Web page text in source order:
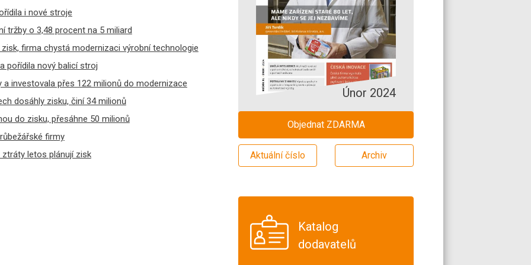
i nové stroje
tržby o 3,48 procent na 5 miliard
firma chystá modernizaci výrobní technologie
pořídila nový balicí stroj
investovala přes 122 milionů do modernizace
dosáhly zisku, činí 34 milionů
do zisku, přesáhne 50 milionů
firmy
letos plánují zisk
Únor 2024
Objednat ZDARMA
Aktuální číslo Archiv
Katalog
dodavatelů